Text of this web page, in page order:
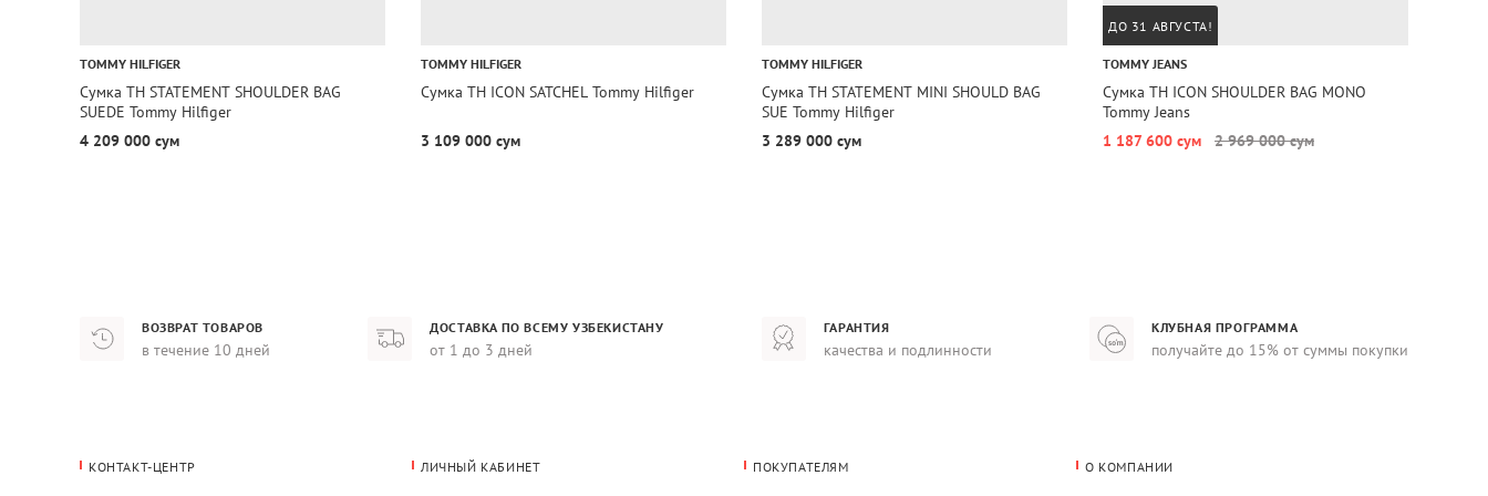
TOMMY HILFIGER
Сумка TH STATEMENT SHOULDER BAG
SUEDE Tommy Hilfiger
4 209 000 сум
TOMMY HILFIGER
Сумка TH ICON SATCHEL Tommy Hilfiger
3 109 000 сум
TOMMY HILFIGER
Сумка TH STATEMENT MINI SHOULD BAG
SUE Tommy Hilfiger
3 289 000 сум
ДО 31 АВГУСТА!
TOMMY JEANS
Сумка TH ICON SHOULDER BAG MONO
Tommy Jeans
1 187 600 сум
2 969 000 сум
ВОЗВРАТ ТОВАРОВ
в течение 10 дней
ДОСТАВКА ПО ВСЕМУ УЗБЕКИСТАНУ
от 1 до 3 дней
ГАРАНТИЯ
качества и подлинности
КЛУБНАЯ ПРОГРАММА
получайте до 15% от суммы покупки
КОНТАКТ-ЦЕНТР ЛИЧНЫЙ КАБИНЕТ ПОКУПАТЕЛЯМ О КОМПАНИИ